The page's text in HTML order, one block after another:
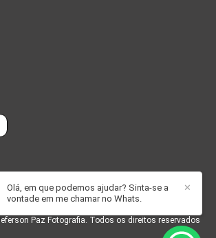
Paz Fotografia. Todos os direitos reservados
✕
Olá, em que podemos ajudar? Sinta-se a
vontade em me chamar no Whats.